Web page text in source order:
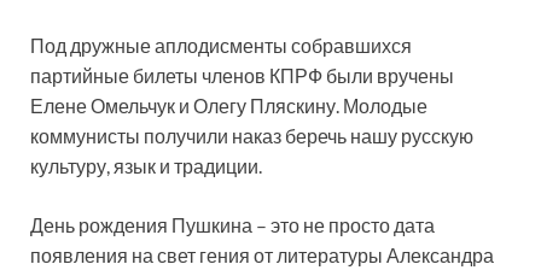
Под дружные аплодисменты собравшихся
партийные билеты членов КПРФ были вручены
Елене Омельчук и Олегу Пляскину. Молодые
коммунисты получили наказ беречь нашу русскую
культуру, язык и традиции.
День рождения Пушкина – это не просто дата
появления на свет гения от литературы Александра